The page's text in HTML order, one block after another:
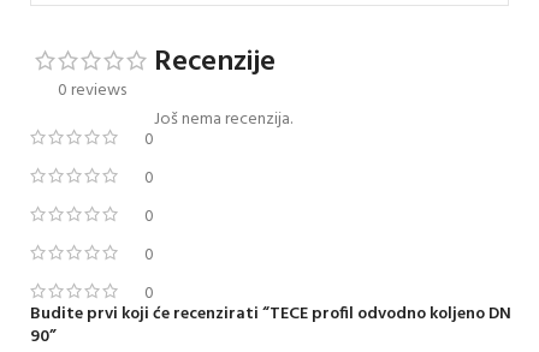
0 reviews
0
0
0
0
0
Recenzije
Još nema recenzija.
Budite prvi koji će recenzirati “TECE profil odvodno koljeno DN
90”